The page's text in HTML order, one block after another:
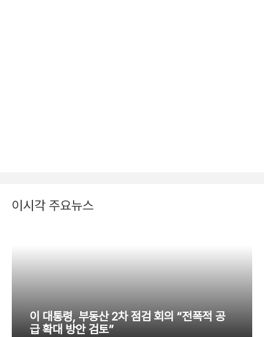
이시각 주요뉴스
이 대통령, 부동산 2차 점검 회의 “전폭적 공
급 확대 방안 검토”